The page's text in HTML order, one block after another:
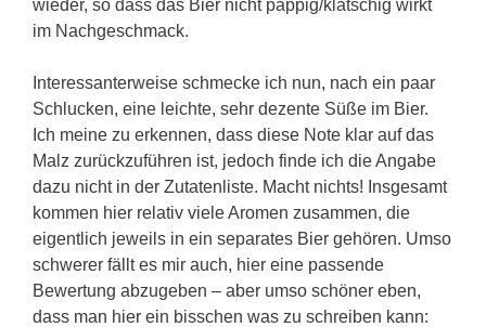
wieder, so dass das Bier nicht pappig/klatschig wirkt
im Nachgeschmack.
Interessanterweise schmecke ich nun, nach ein paar
Schlucken, eine leichte, sehr dezente Süße im Bier.
Ich meine zu erkennen, dass diese Note klar auf das
Malz zurückzuführen ist, jedoch finde ich die Angabe
dazu nicht in der Zutatenliste. Macht nichts! Insgesamt
kommen hier relativ viele Aromen zusammen, die
eigentlich jeweils in ein separates Bier gehören. Umso
schwerer fällt es mir auch, hier eine passende
Bewertung abzugeben – aber umso schöner eben,
dass man hier ein bisschen was zu schreiben kann: